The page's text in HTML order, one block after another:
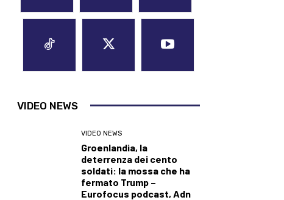
VIDEO NEWS
VIDEO NEWS
Groenlandia, la
deterrenza dei cento
soldati: la mossa che ha
fermato Trump –
Eurofocus podcast, Adn